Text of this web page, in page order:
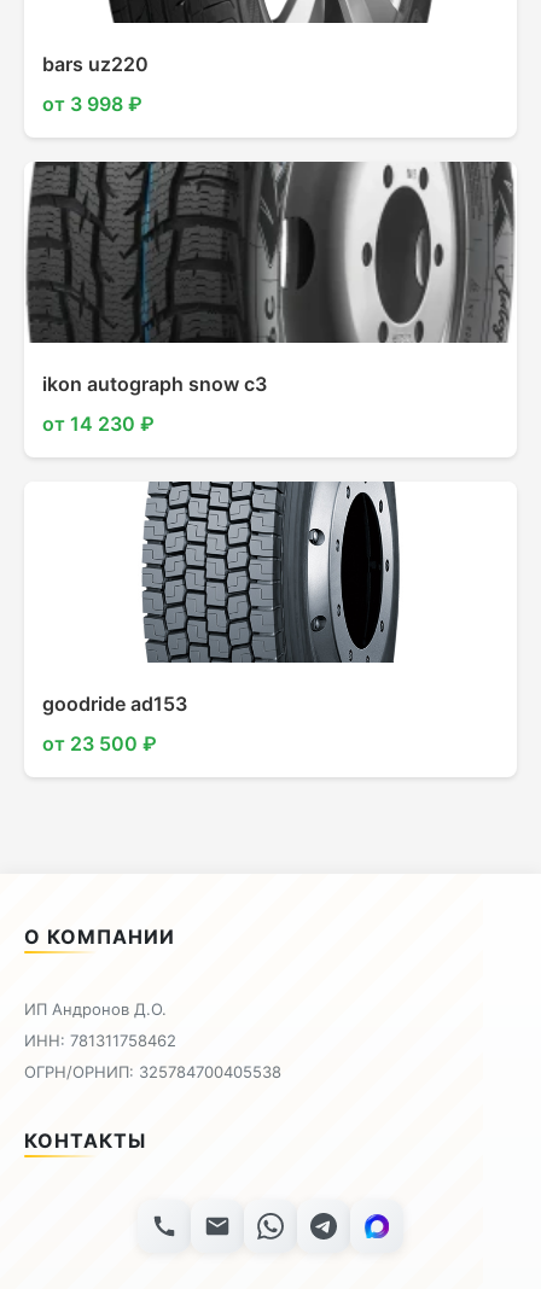
bars uz220
от 3 998 ₽
ikon autograph snow c3
от 14 230 ₽
goodride ad153
от 23 500 ₽
О КОМПАНИИ
ИП Андронов Д.О.
ИНН: 781311758462
ОГРН/ОРНИП: 325784700405538
КОНТАКТЫ